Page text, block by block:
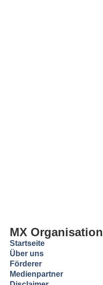
MX Organisation
Startseite
Über uns
Förderer
Medienpartner